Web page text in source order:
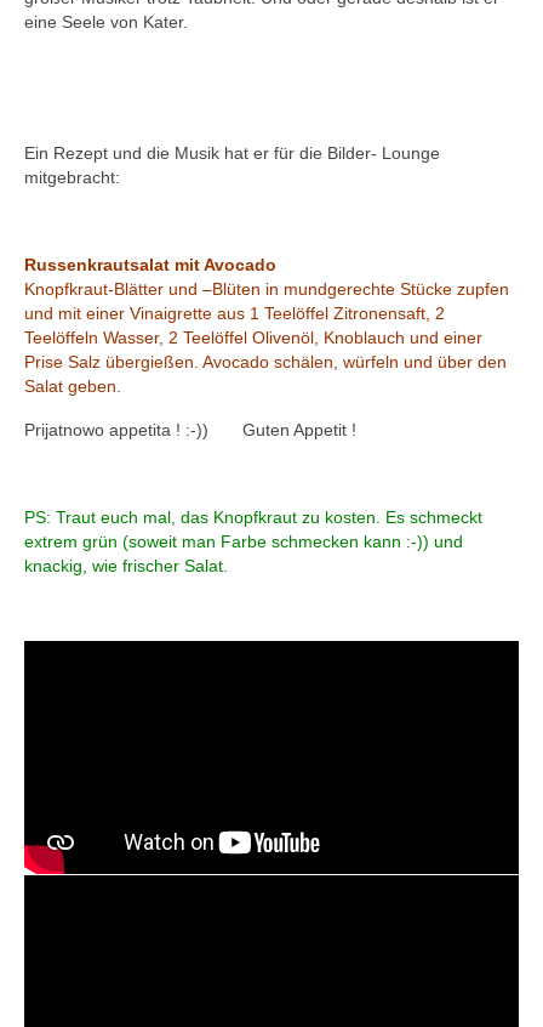
eine Seele von Kater.
Ein Rezept und die Musik hat er für die Bilder- Lounge
mitgebracht:
Russenkrautsalat mit Avocado
Knopfkraut-Blätter und –Blüten in mundgerechte Stücke zupfen
und mit einer Vinaigrette aus 1 Teelöffel Zitronensaft, 2
Teelöffeln Wasser, 2 Teelöffel Olivenöl, Knoblauch und einer
Prise Salz übergießen. Avocado schälen, würfeln und über den
Salat geben.
Prijatnowo appetita ! :-)) Guten Appetit !
PS: Traut euch mal, das Knopfkraut zu kosten. Es schmeckt
extrem grün (soweit man Farbe schmecken kann :-)) und
knackig, wie frischer Salat.